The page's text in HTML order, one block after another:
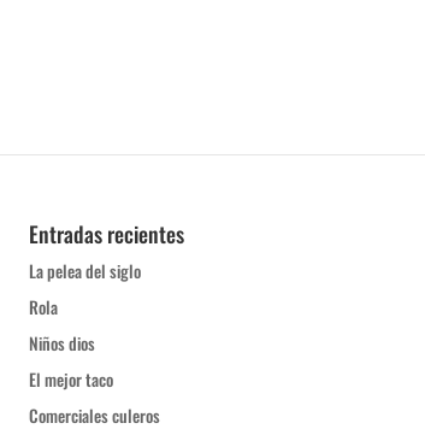
Entradas recientes
La pelea del siglo
Rola
Niños dios
El mejor taco
Comerciales culeros